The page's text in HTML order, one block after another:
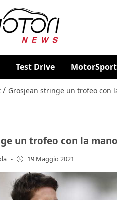
Test Drive MotorSport
/ Grosjean stringe un trofeo con
un trofeo con la
- 19 Maggio 2021